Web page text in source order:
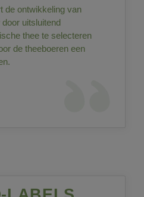
de ontwikkeling van
uitsluitend
thee te selecteren
de theeboeren een